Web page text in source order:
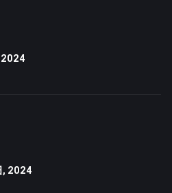
2024
, 2024